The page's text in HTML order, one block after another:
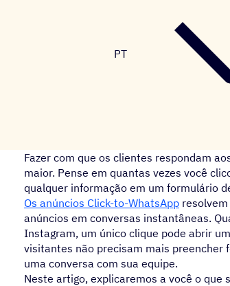
PT
Fazer com que os clientes respondam
maior. Pense em quantas vezes você
qualquer informação em um formulário
Os anúncios Click-to-WhatsApp
anúncios em conversas instantâneas.
Instagram, um único clique pode abrir
visitantes não precisam mais preencher
uma conversa com sua equipe.
Neste artigo, explicaremos a você o que